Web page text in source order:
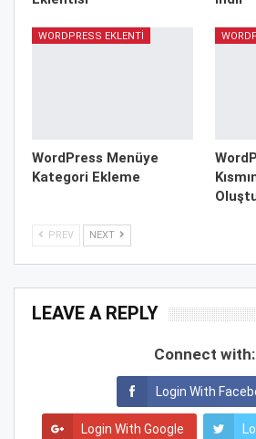
WORDPRESS EKLENTI
WordPress Menüye
Kategori Ekleme
PREV NEXT
LEAVE A REPLY
Connect with:
Login With
Login With Google